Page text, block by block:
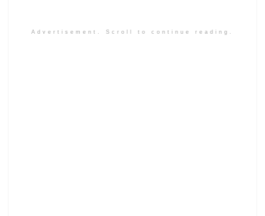
Advertisement. Scroll to continue reading.